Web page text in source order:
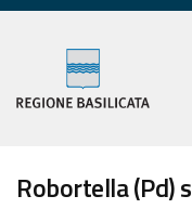
Robortella (Pd)